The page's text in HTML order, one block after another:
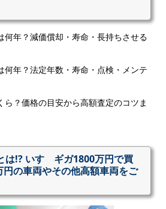
何年？減価償却・寿命・長持ちさせる
何年？法定年数・寿命・点検・メンテ
ら？価格の目安から高額査定のコツま
は!? いすゞギガ1800万円で買
の車両やその他高額車両をご